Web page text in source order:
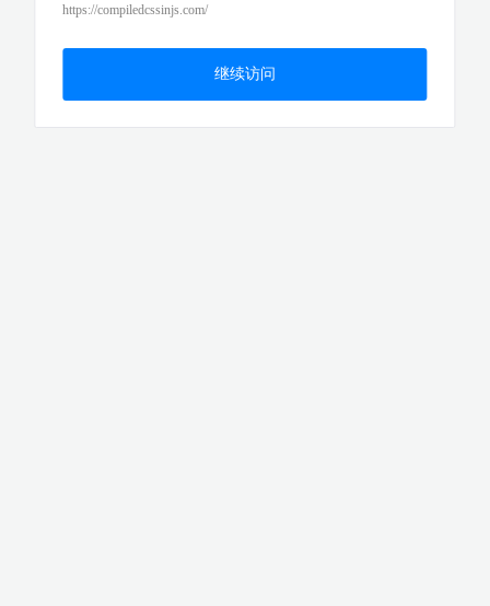
https://compiledcssinjs.com/
继续访问